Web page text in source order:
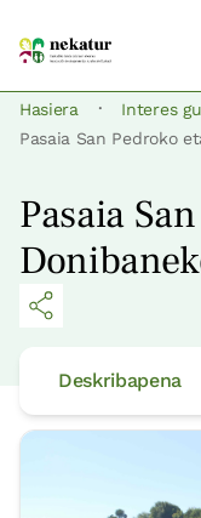
Hasiera · Interes
Pasaia San Pedroko
Pasaia
Deskribapena